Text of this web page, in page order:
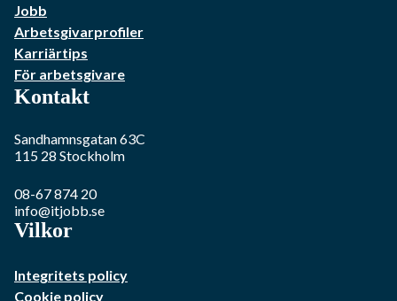
Jobb
Arbetsgivarprofiler
Karriärtips
För arbetsgivare
Kontakt
Sandhamnsgatan 63C
115 28 Stockholm
08-67 874 20
info@itjobb.se
Vilkor
Integritets policy
Cookie policy